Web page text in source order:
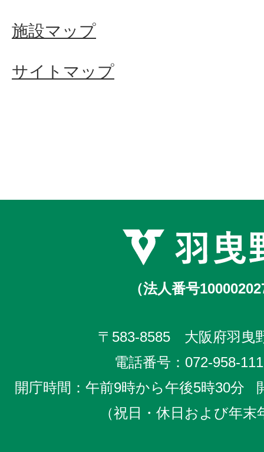
施設マップ
サイトマップ
（法人番号
〒583-8585 大阪府羽曳
電話番号： 072-958-
開庁時間：午前9時から午後5時30分
（祝日・休日および年